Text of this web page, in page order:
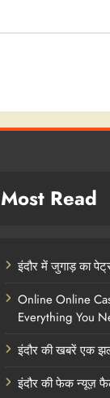
Most Read
इंदौर में जुगाड़ का
Online Online
Everything You
इंदौर की खबरें एक
इंदौर की फेक न्यूज़